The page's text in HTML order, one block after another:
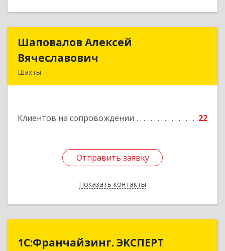
Шаповалов Алексей
Вячеславович
Шахты
Клиентов на сопровождении 22
Отправить заявку
Показать контакты
Шаповалов Алексей
Отправить заявку
Назад
1С:Франчайзинг. ЭКСПЕРТ
1С:Франчайзинг. ЭКСПЕРТ